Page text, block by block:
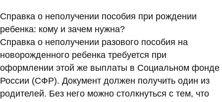
Справка о неполучении пособия при рождении
ребенка: кому и зачем нужна?
Справка о неполучении разового пособия на
новорожденного ребенка требуется при
оформлении этой же выплаты в Социальном фонде
России (СФР). Документ должен получить один из
родителей. Без него можно столкнуться с тем, что